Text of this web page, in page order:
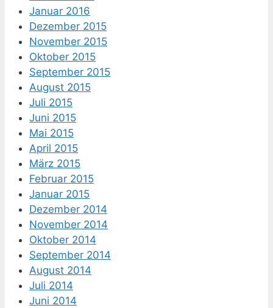
Januar 2016
Dezember 2015
November 2015
Oktober 2015
September 2015
August 2015
Juli 2015
Juni 2015
Mai 2015
April 2015
März 2015
Februar 2015
Januar 2015
Dezember 2014
November 2014
Oktober 2014
September 2014
August 2014
Juli 2014
Juni 2014